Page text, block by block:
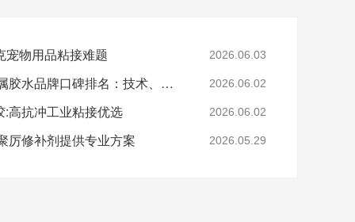
宠物用品粘接难题 2026.06.03
2026年汽配厂常用的金属胶水品牌口碑排名：技术、性能与口碑深度解析 2026.06.02
高抗冲工业粘接优选​ 2026.06.02
厉修补剂提供专业方案 2026.05.29